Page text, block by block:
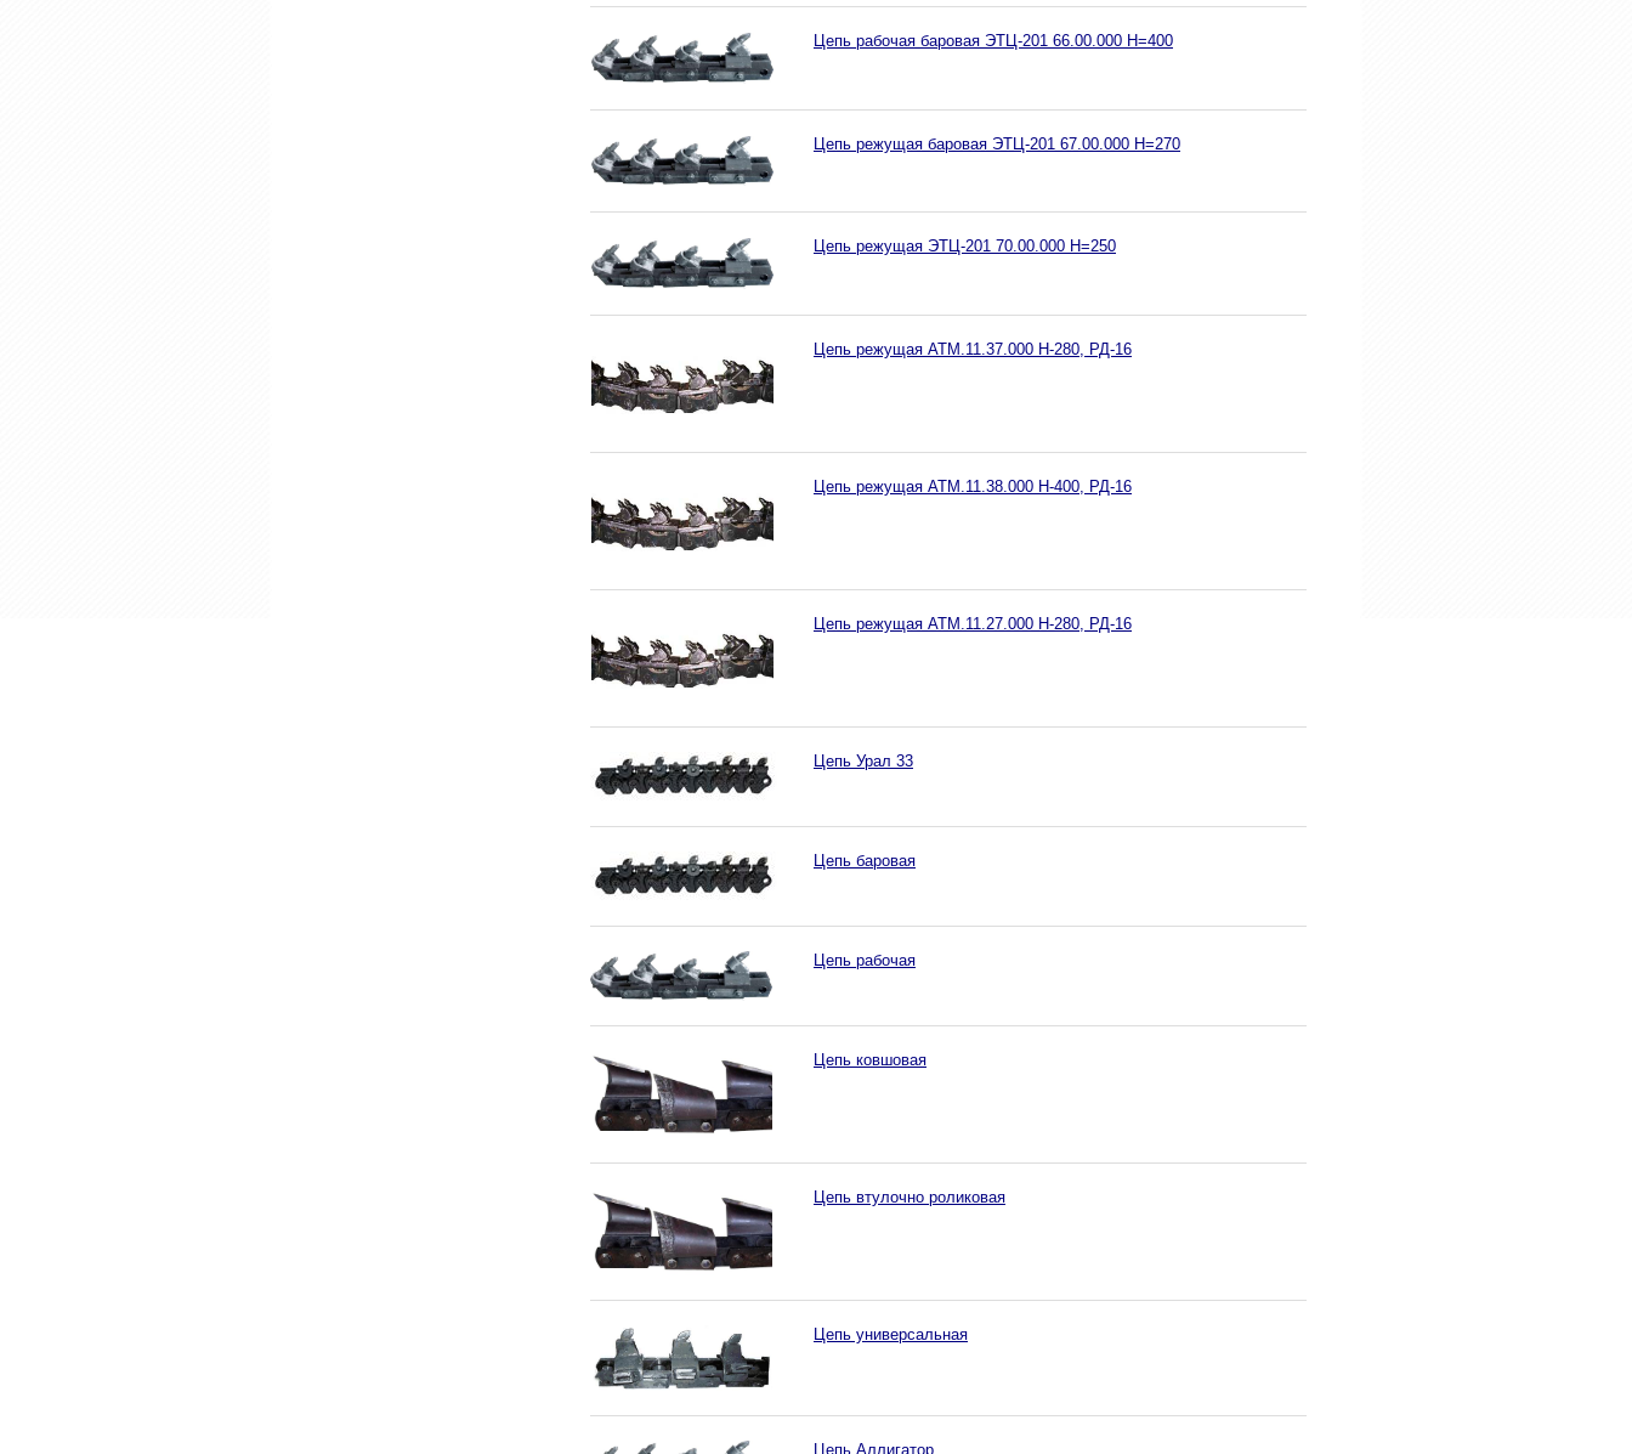
Цепь рабочая баровая ЭТЦ-201 66.00.000 Н=400
Цепь режущая баровая ЭТЦ-201 67.00.000 Н=270
Цепь режущая ЭТЦ-201 70.00.000 Н=250
Цепь режущая АТМ.11.37.000 Н-280, РД-16
Цепь режущая АТМ.11.38.000 Н-400, РД-16
Цепь режущая АТМ.11.27.000 Н-280, РД-16
Цепь Урал 33
Цепь баровая
Цепь рабочая
Цепь ковшовая
Цепь втулочно роликовая
Цепь универсальная
Цепь Аллигатор